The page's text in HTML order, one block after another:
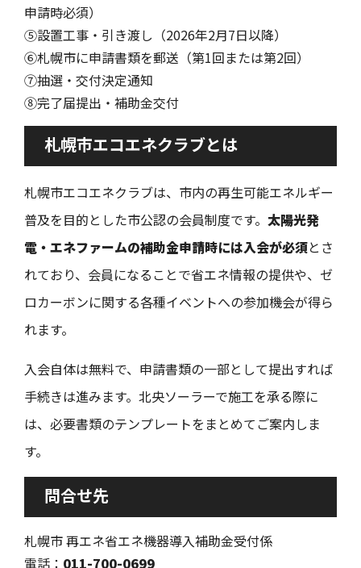
申請時必須）
⑤設置工事・引き渡し（2026年2月7日以降）
⑥札幌市に申請書類を郵送（第1回または第2回）
⑦抽選・交付決定通知
⑧完了届提出・補助金交付
札幌市エコエネクラブとは
札幌市エコエネクラブは、市内の再生可能エネルギー
普及を目的とした市公認の会員制度です。 太陽光発
電・エネファームの補助金申請時には入会が必須とさ
れており、会員になることで省エネ情報の提供や、ゼ
ロカーボンに関する各種イベントへの参加機会が得ら
れます。
入会自体は無料で、申請書類の一部として提出すれば
手続きは進みます。北央ソーラーで施工を承る際に
は、必要書類のテンプレートをまとめてご案内しま
す。
問合せ先
札幌市 再エネ省エネ機器導入補助金受付係
電話： 011-700-0699